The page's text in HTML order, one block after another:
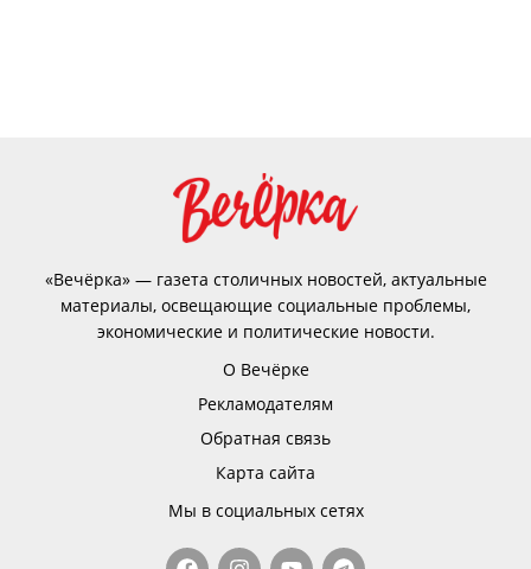
«Вечёрка» — газета столичных новостей, актуальные
материалы, освещающие социальные проблемы,
экономические и политические новости.
О Вечёрке
Рекламодателям
Обратная связь
Карта сайта
Мы в социальных сетях